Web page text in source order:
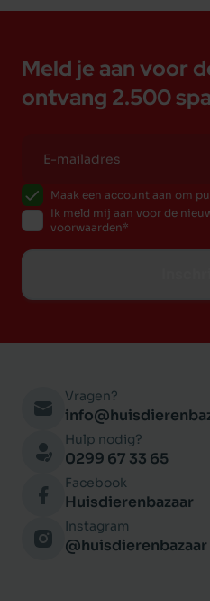
Meld je aan voor
ontvang 2.500
Maak een account aan om
Ik meld mij aan voor de
voorwaarden
Vragen?
Hulp nodig?
0299 67 33 65
Facebook
Huisdierenbazaar
Instagram
@huisdierenbazaar